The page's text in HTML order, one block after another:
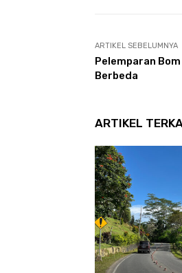
ARTIKEL SEBELUMNYA
Pelemparan
Berbeda
ARTIKEL